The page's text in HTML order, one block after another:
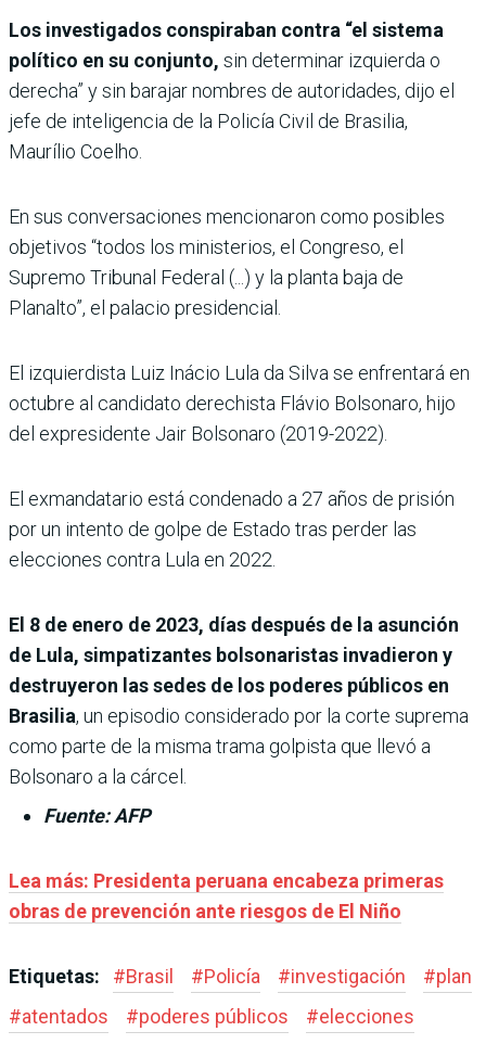
Los investigados conspiraban contra “el sistema
político en su conjunto, sin determinar izquierda o
derecha” y sin barajar nombres de autoridades, dijo el
jefe de inteligencia de la Policía Civil de Brasilia,
Maurílio Coelho.
En sus conversaciones mencionaron como posibles
objetivos “todos los ministerios, el Congreso, el
Supremo Tribunal Federal (...) y la planta baja de
Planalto”, el palacio presidencial.
El izquierdista Luiz Inácio Lula da Silva se enfrentará en
octubre al candidato derechista Flávio Bolsonaro, hijo
del expresidente Jair Bolsonaro (2019-2022).
El exmandatario está condenado a 27 años de prisión
por un intento de golpe de Estado tras perder las
elecciones contra Lula en 2022.
El 8 de enero de 2023, días después de la asunción
de Lula, simpatizantes bolsonaristas invadieron y
destruyeron las sedes de los poderes públicos en
Brasilia, un episodio considerado por la corte suprema
como parte de la misma trama golpista que llevó a
Bolsonaro a la cárcel.
Fuente: AFP
Lea más: Presidenta peruana encabeza primeras
obras de prevención ante riesgos de El Niño
Etiquetas: #Brasil #Policía #investigación #plan
#atentados #poderes públicos #elecciones